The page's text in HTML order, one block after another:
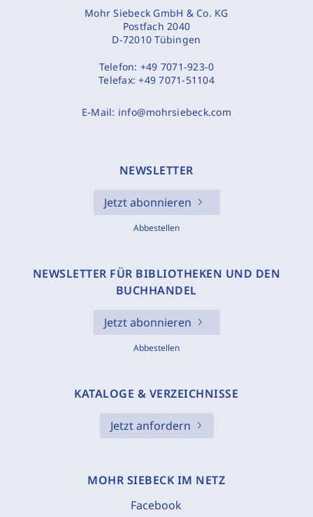
Mohr Siebeck GmbH & Co. KG
Postfach 2040
D-72010 Tübingen
Telefon: +49 7071-923-0
Telefax:+49 7071-51104
E-Mail: info@mohrsiebeck.com
NEWSLETTER
Jetzt abonnieren
Abbestellen
NEWSLETTER FÜR BIBLIOTHEKEN UND DEN
BUCHHANDEL
Jetzt abonnieren
Abbestellen
KATALOGE & VERZEICHNISSE
Jetzt anfordern
MOHR SIEBECK IM NETZ
Facebook